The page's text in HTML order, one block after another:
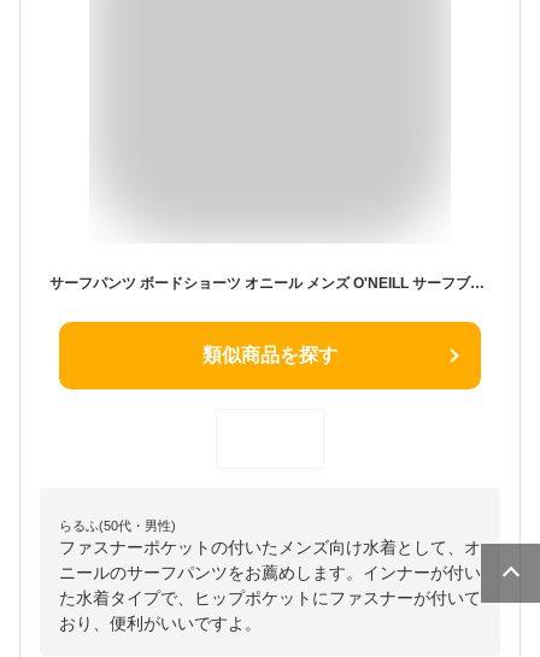
サーフパンツ ボードショーツ オニール メンズ O'NEILL サーフブランド 水着 インナー付き 海パン トランクス 618427 (NVY, L)
類似商品を探す
らるふ(50代・男性)
ファスナーポケットの付いたメンズ向け水着として、オ
ニールのサーフパンツをお薦めします。インナーが付い
た水着タイプで、ヒップポケットにファスナーが付いて
おり、便利がいいですよ。